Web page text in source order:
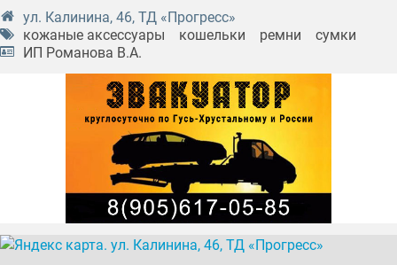
ул. Калинина, 46, ТД «Прогресс»
кожаные аксессуары
кошельки ремни
сумки
ИП Романова В.А.